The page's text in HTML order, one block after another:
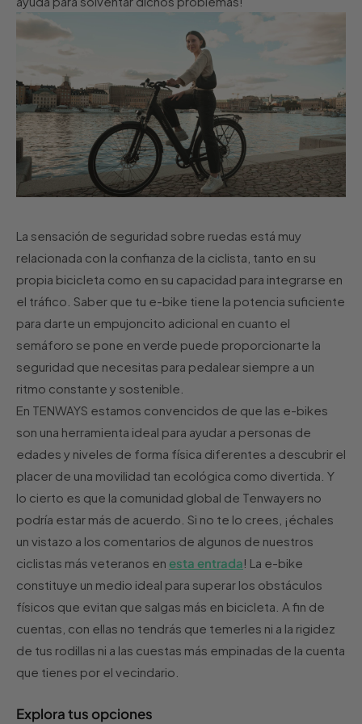
La sensación de seguridad sobre ruedas está muy
relacionada con la confianza de la ciclista, tanto en su
propia bicicleta como en su capacidad para integrarse en
el tráfico. Saber que tu e-bike tiene la potencia suficiente
para darte un empujoncito adicional en cuanto el
semáforo se pone en verde puede proporcionarte la
seguridad que necesitas para pedalear siempre a un
ritmo constante y sostenible.
En TENWAYS estamos convencidos de que las e-bikes
son una herramienta ideal para ayudar a personas de
edades y niveles de forma física diferentes a descubrir el
placer de una movilidad tan ecológica como divertida. Y
lo cierto es que la comunidad global de Tenwayers no
podría estar más de acuerdo. Si no te lo crees, ¡échales
un vistazo a los comentarios de algunos de nuestros
ciclistas más veteranos en esta entrada! La e-bike
constituye un medio ideal para superar los obstáculos
físicos que evitan que salgas más en bicicleta. A fin de
cuentas, con ellas no tendrás que temerles ni a la rigidez
de tus rodillas ni a las cuestas más empinadas de la cuenta
que tienes por el vecindario.
Explora tus opciones